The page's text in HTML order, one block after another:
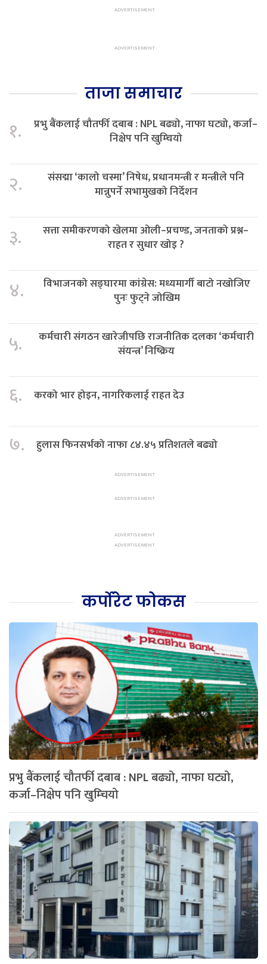
ताजा समाचार
१.
प्रभु बैंकलाई चौतर्फी दबाब : NPL बढ्यो, नाफा घट्यो, कर्जा–
निक्षेप पनि खुम्चियो
२.
संसद्मा ‘कालो चस्मा’ निषेध, प्रधानमन्त्री र मन्त्रीले पनि
मान्नुपर्ने सभामुखको निर्देशन
३.
सत्ता समीकरणको खेलमा ओली–प्रचण्ड, जनताको प्रश्न–
राहत र सुधार खोइ ?
४.
विभाजनको सङ्घारमा कांग्रेस: मध्यमार्गी बाटो नखोजिए
पुनः फुट्ने जोखिम
५.
कर्मचारी संगठन खारेजीपछि राजनीतिक दलका ‘कर्मचारी
संयन्त्र’ निष्क्रिय
६. करको भार होइन, नागरिकलाई राहत देउ
७. हुलास फिनसर्भको नाफा ८४.४५ प्रतिशतले बढ्यो
कर्पोरेट फोकस
प्रभु बैंकलाई चौतर्फी दबाब : NPL बढ्यो, नाफा घट्यो,
कर्जा–निक्षेप पनि खुम्चियो